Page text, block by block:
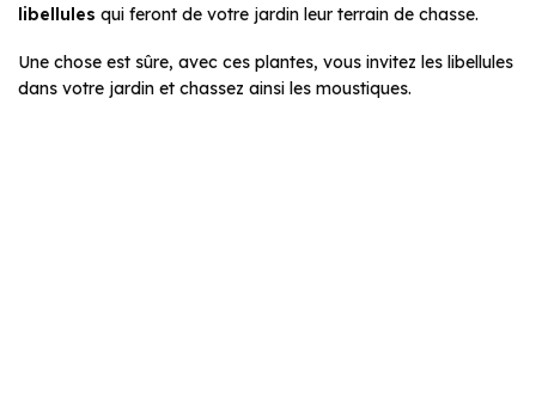
libellules qui feront de votre jardin leur terrain de chasse.
Une chose est sûre, avec ces plantes, vous invitez les libellules
dans votre jardin et chassez ainsi les moustiques.